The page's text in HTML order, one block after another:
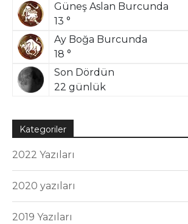
Güneş Aslan Burcunda
13 °
Ay Boğa Burcunda
18 °
Son Dördün
22 günlük
Kategoriler
2022 Yazıları
2020 yazıları
2019 Yazıları